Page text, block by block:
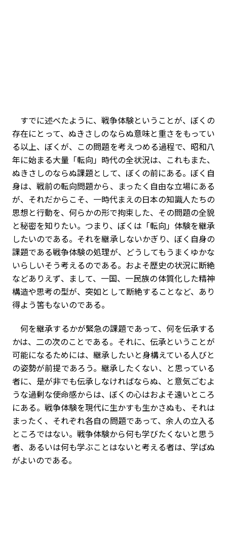
すでに述べたように、戦争体験ということが、ぼくの
存在にとって、ぬきさしのならぬ意味と重さをもってい
る以上、ぼくが、この問題を考えつめる過程で、昭和八
年に始まる大量「転向」時代の全状況は、これもまた、
ぬきさしのならぬ課題として、ぼくの前にある。ぼく自
身は、戦前の転向問題から、まったく自由な立場にある
が、それだからこそ、一時代まえの日本の知識人たちの
思想と行動を、何らかの形で拘束した、その問題の全貌
と秘密を知りたい。つまり、ぼくは「転向」体験を継承
したいのである。それを継承しないかぎり、ぼく自身の
課題である戦争体験の処理が、どうしてもうまくゆかな
いらしい――そう考えるのである。およそ歴史の状況に断絶
などありえず、まして、一国、一民族の体質化した精神
構造や思考の型が、突如として断絶することなど、あり
得よう筈もないのである。
何を継承するかが緊急の課題であって、何を伝承する
かは、二の次のことである。それに、伝承ということが
可能になるためには、継承したいと身構えている人びと
の姿勢が前提であろう。継承したくない、と思っている
者に、是が非でも伝承しなければならぬ、と意気ごむよ
うな過剰な使命感からは、ぼくの心はおよそ遠いところ
にある。戦争体験を現代に生かすも生かさぬも、それは
まったく、それぞれ各自の問題であって、余人の立入る
ところではない。戦争体験から何も学びたくないと思う
者、あるいは何も学ぶことはないと考える者は、学ばぬ
がよいのである。